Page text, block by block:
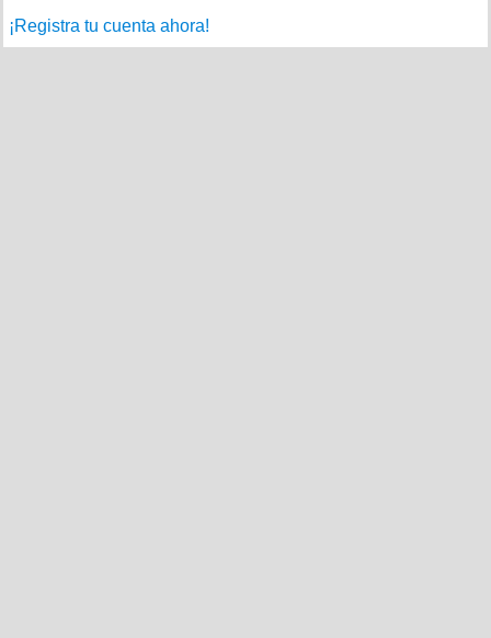
¡Registra tu cuenta ahora!